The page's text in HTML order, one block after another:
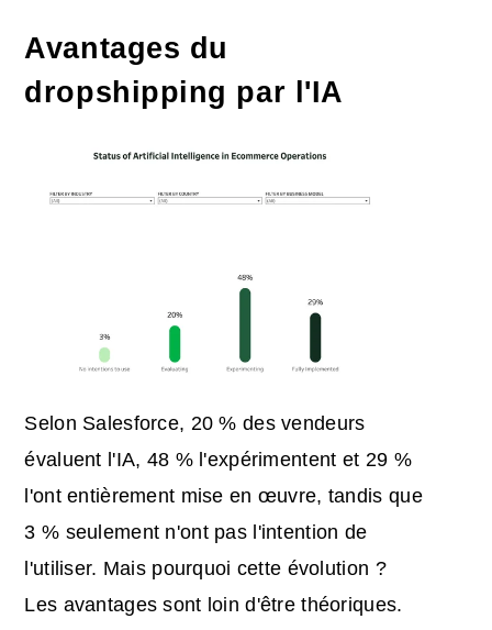
Avantages du
dropshipping par l'IA
Selon Salesforce, 20 % des vendeurs
évaluent l'IA, 48 % l'expérimentent et 29 %
l'ont entièrement mise en œuvre, tandis que
3 % seulement n'ont pas l'intention de
l'utiliser. Mais pourquoi cette évolution ?
Les avantages sont loin d'être théoriques.